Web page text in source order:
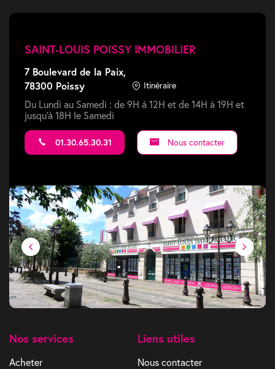
SAINT-LOUIS POISSY IMMOBILIER
7 Boulevard de la Paix,
78300 Poissy
Itinéraire
Du Lundi au Samedi : de 9H à 12H et de 14H à 19H et
jusqu'à 18H le Samedi
01.30.65.30.31 Nous contacter
Nos services
Acheter
Liens utiles
Nous contacter